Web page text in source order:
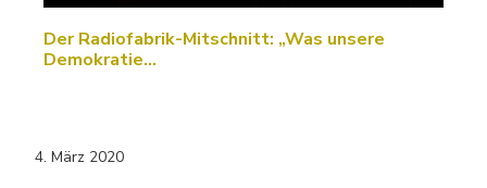
Der Radiofabrik-Mitschnitt: „Was unsere
Demokratie…
4. März 2020